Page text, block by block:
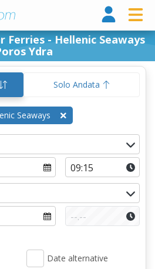
- Hellenic Seaways
Ydra
Solo Andata
Seaways
Date alternative